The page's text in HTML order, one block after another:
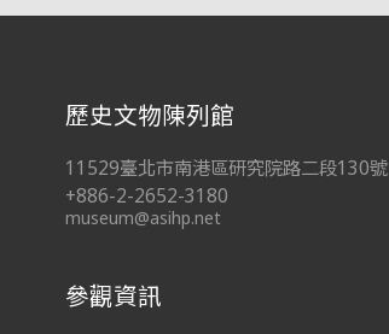
歷史文物陳列館
11529臺北市南港區研究院路二段130號
+886-2-2652-3180
museum@asihp.net
參觀資訊